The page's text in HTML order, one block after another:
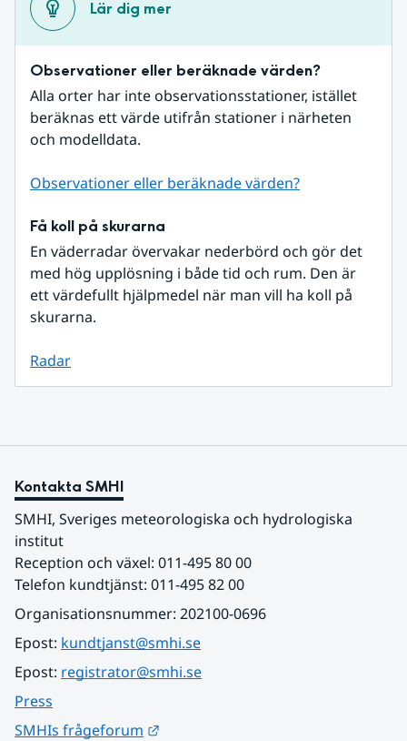
Lär dig mer
Observationer eller beräknade värden?
Alla orter har inte observationsstationer, istället
beräknas ett värde utifrån stationer i närheten
och modelldata.
Observationer eller beräknade värden?
Få koll på skurarna
En väderradar övervakar nederbörd och gör det
med hög upplösning i både tid och rum. Den är
ett värdefullt hjälpmedel när man vill ha koll på
skurarna.
Radar
Kontakta SMHI
SMHI, Sveriges meteorologiska och hydrologiska
institut
Reception och växel: 011-495 80 00
Telefon kundtjänst: 011-495 82 00
Organisationsnummer: 202100-0696
Epost: kundtjanst@smhi.se
Epost: registrator@smhi.se
Press
SMHIs frågeforum